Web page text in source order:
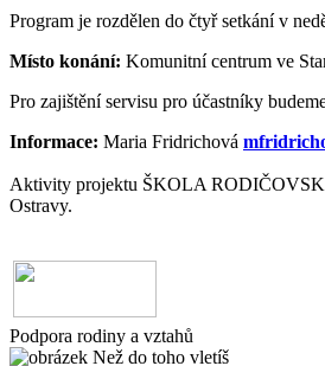
Program je rozdělen do čtyř setkání v
Místo konání: Komunitní centrum ve
Pro zajištění servisu pro účastníky
Informace: Maria Fridrichová
Aktivity projektu ŠKOLA
Ostravy.
Podpora rodiny a vztahů